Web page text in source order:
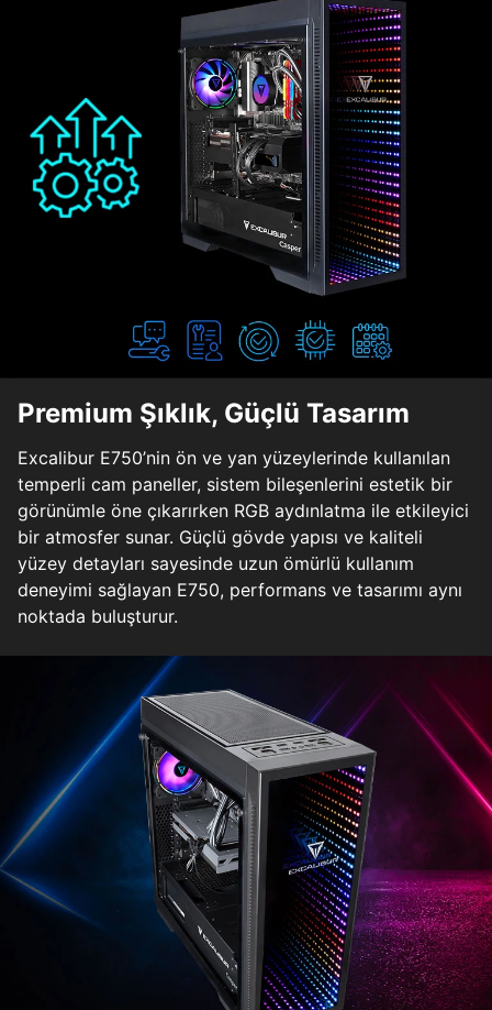
Premium Şıklık, Güçlü Tasarım
Excalibur E750’nin ön ve yan yüzeylerinde kullanılan
temperli cam paneller, sistem bileşenlerini estetik bir
görünümle öne çıkarırken RGB aydınlatma ile etkileyici
bir atmosfer sunar. Güçlü gövde yapısı ve kaliteli
yüzey detayları sayesinde uzun ömürlü kullanım
deneyimi sağlayan E750, performans ve tasarımı aynı
noktada buluşturur.